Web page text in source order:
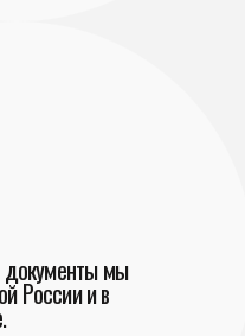
документы мы
России и в